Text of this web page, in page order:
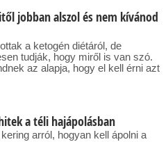
jobban alszol és nem kívánod
a ketogén diétáról, de
tudják, hogy miről is van szó.
az alapja, hogy el kell érni azt
a téli hajápolásban
arról, hogyan kell ápolni a